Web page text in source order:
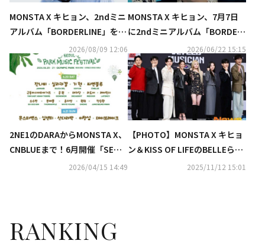
MONSTA X キヒョン、2ndミニ
アルバム「BORDERLINE」を発
売“ストレスから解放される方
法を知った”
2026/08/09 12:06
MONSTA X キヒョン、7月7日
に2ndミニアルバム「BORDER
LINE」でカムバック！予告映像
を公開
2026/06/22 15:15
2NE1のDARAからMONSTA X、
CNBLUEまで！6月開催「SEOU
L PARK MUSIC FESTIVAL」豪
2026/04/15 14:49
【PHOTO】MONSTA X キヒョ
ン＆KISS OF LIFEのBELLEら、
新バラエティ番組「VEILED MU
2025/11/12 15:01
RANKING